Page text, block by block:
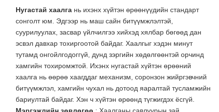
Нугастай хаалгань ихэнх хүйтэн өрөөнүүдийн стандарт
сонголт юм. Эдгээр нь маш сайн битүүмжлэлтэй,
суурилуулах, засвар үйлчилгээ хийхэд хялбар бөгөөд дан
эсвэл давхар тохиргоотой байдаг. Хаалгыг хэдэн минут
тутамд онгойлгодоггүй, дунд зэргийн хөдөлгөөнтэй орчинд
хамгийн тохиромжтой. Ихэнх нугастай хүйтэн өрөөний
хаалга нь өөрөө хаагддаг механизм, соронзон жийргэвчний
битүүмжлэл, хамгийн чухал нь дотоод яаралтай тусламжийн
бариултай байдаг. Хэн ч хүйтэн өрөөнд түгжигдэх ёсгүй.